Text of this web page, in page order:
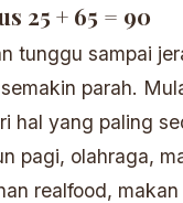
25 + 65 = 90
tunggu sampai
parah.
hal yang paling
pagi, olahraga,
realfood,